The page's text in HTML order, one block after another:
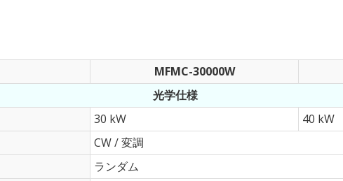
MFMC-30000W
光学仕様
30 kW
40 kW
CW / 変調
ランダム